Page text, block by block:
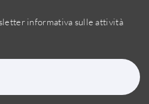
informativa sulle attività